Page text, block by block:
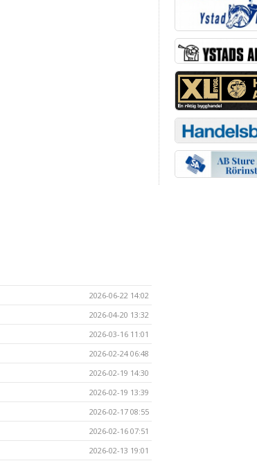
2026-06-22 14:02
2026-04-20 13:32
2026-03-16 11:01
2026-02-24 06:48
2026-02-19 14:30
2026-02-19 13:39
2026-02-17 08:55
2026-02-16 07:51
2026-02-13 19:01